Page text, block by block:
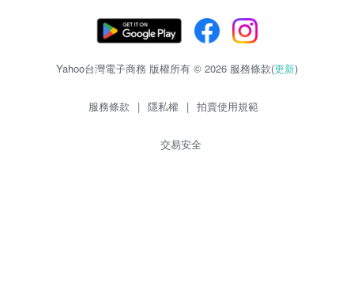
Yahoo台灣電子商務 版權所有 © 2026 服務條款(更新)
服務條款 | 隱私權 | 拍賣使用規範
交易安全